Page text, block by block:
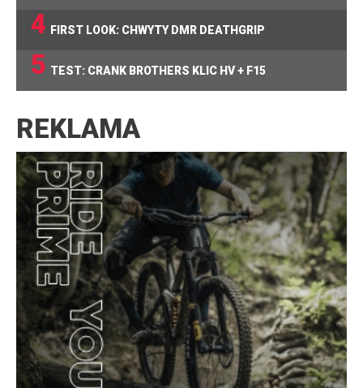
4 FIRST LOOK: CHWYTY DMR DEATHGRIP
5 TEST: CRANK BROTHERS KLIC HV + F15
REKLAMA